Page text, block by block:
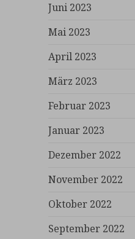
Juni 2023
Mai 2023
April 2023
März 2023
Februar 2023
Januar 2023
Dezember 2022
November 2022
Oktober 2022
September 2022